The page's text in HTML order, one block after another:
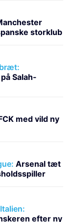
storklub
Salah-
med vild ny
Arsenal tæt
efter ny